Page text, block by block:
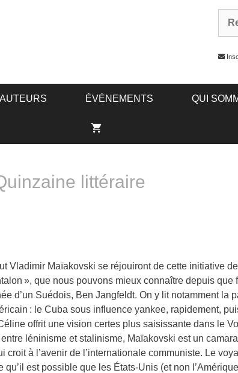
AUTEURS ÉVÉNEMENTS QUI
littéraire
Vladimir Maïakovski se réjouiront de cette initiative
», que nous pouvons mieux connaître depuis
d’un Suédois, Ben Jangfeldt. On y lit notamment la
: le Cuba sous influence yankee, rapidement,
offrit une vision certes plus saisissante dans le
léninisme et stalinisme, Maïakovski est un
à l’avenir de l’internationale communiste. Le
est possible que les États-Unis (et non